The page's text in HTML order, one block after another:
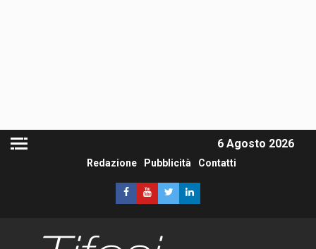
6 Agosto 2026
Redazione Pubblicità Contatti